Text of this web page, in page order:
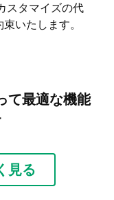
スタマイズの代
いたします。
て最適な機能
見る